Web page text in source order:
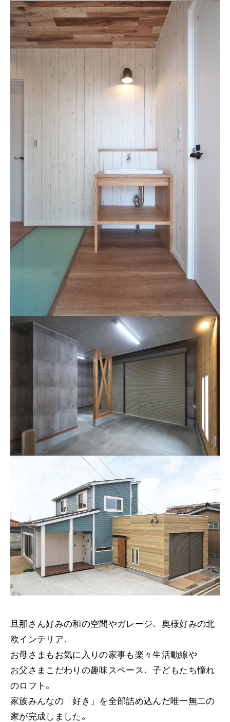
旦那さん好みの和の空間やガレージ、奥様好みの北
欧インテリア、
お母さまもお気に入りの家事も楽々生活動線や
お父さまこだわりの趣味スペース、子どもたち憧れ
のロフト。
家族みんなの「好き」を全部詰め込んだ唯一無二の
家が完成しました。